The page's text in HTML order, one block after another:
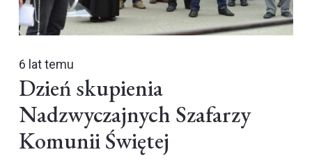
6 lat temu
Dzień skupienia
Nadzwyczajnych Szafarzy
Komunii Świętej